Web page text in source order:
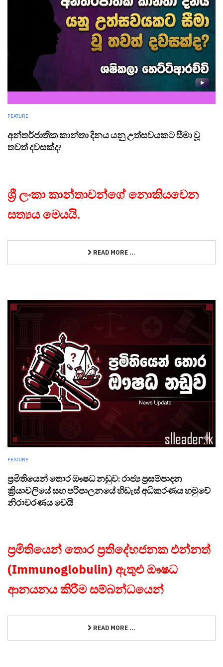
FEATURE
අන්තර්ජාතික කාන්තා දිනය යනු උත්සවයකට සීමා වූ
තවත් දවසක්ද?
ශ්‍රී ලංකා කාන්තාවන්ගේ නොකියවෙන
සත්‍යය මෙයයි.
READ MORE ...
FEATURE
ප්‍රමිතියෙන් තොර ඖෂධ නඩුව: රාජ්‍ය ප්‍රසම්පාදන
ක්‍රියාවලියේ සහ පරිපාලනයේ හිඩැස් අධිකරණය හමුවේ
නිරාවරණය වෙයි
ප්‍රමිතියෙන් තොර ප්‍රතිදේහජනක එන්නත්
(Immunoglobulin) ඇතුළු ඖෂධ
ආනයනය කිරීම සම්බන්ධයෙන්
READ MORE ...